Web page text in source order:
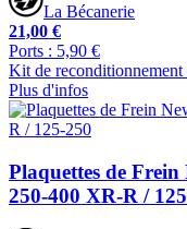
La Bécanerie
21,00 €
Ports : 5,90 €
Kit de
Plus d'infos
Plaquettes de
250-400 XR-R /